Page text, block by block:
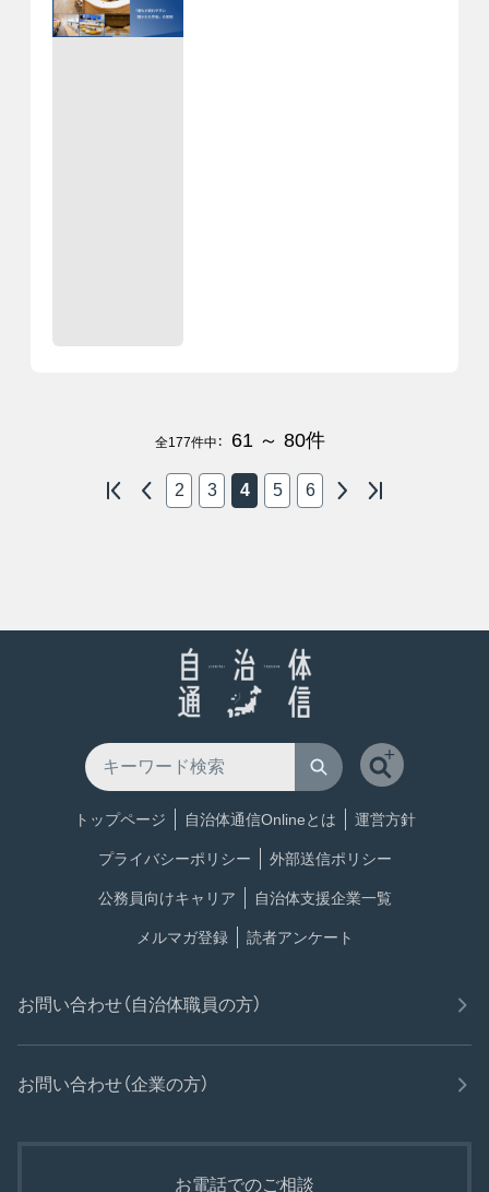
全177件中： 61 ～ 80件
2 3 4 5 6
トップページ 自治体通信Onlineとは 運営方針
プライバシーポリシー 外部送信ポリシー
公務員向けキャリア 自治体支援企業一覧
メルマガ登録 読者アンケート
お問い合わせ（自治体職員の方）
お問い合わせ（企業の方）
お電話でのご相談